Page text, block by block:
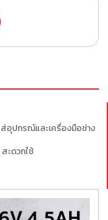
อุปกรณ์และเครื่องมือช่าง
ะดวกใช้